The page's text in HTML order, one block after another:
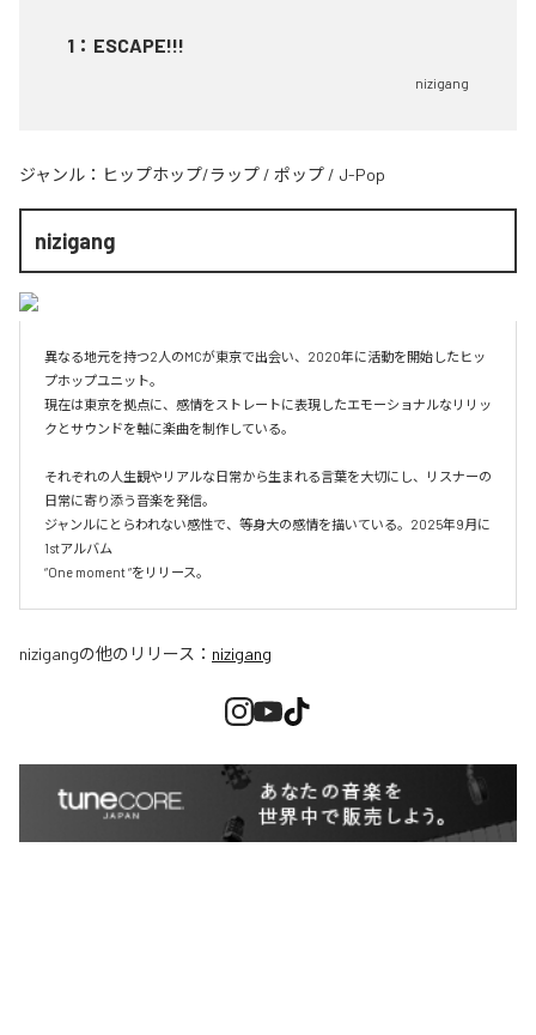
1 ： ESCAPE!!!
nizigang
ジャンル： ヒップホップ/ラップ / ポップ / J-Pop
nizigang
異なる地元を持つ2人のMCが東京で出会い、2020年に活動を開始したヒッ
プホップユニット。
現在は東京を拠点に、感情をストレートに表現したエモーショナルなリリッ
クとサウンドを軸に楽曲を制作している。
それぞれの人生観やリアルな日常から生まれる言葉を大切にし、リスナーの
日常に寄り添う音楽を発信。
ジャンルにとらわれない感性で、等身大の感情を描いている。2025年9月に
1stアルバム
“One moment “をリリース。
nizigangの他のリリース： nizigang